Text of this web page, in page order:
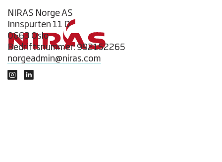
NIRAS Norge AS
Innspurten 11 D
0663 Oslo
Bedriftsnummer: 992152265
norgeadmin@niras.com